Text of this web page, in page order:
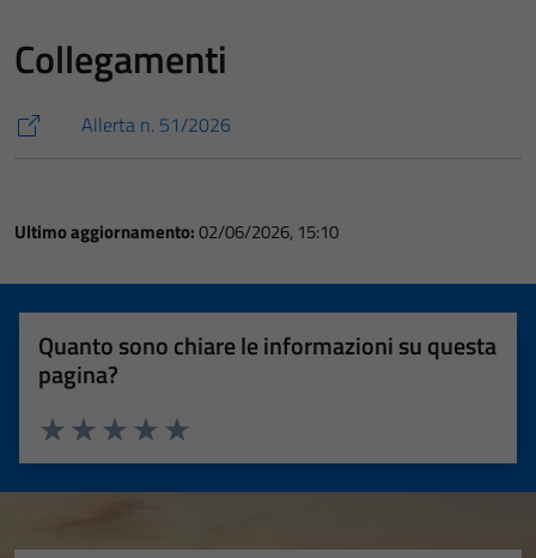
Collegamenti
Allerta n. 51/2026
Ultimo aggiornamento:02/06/2026, 15:10
Quanto sono chiare le informazioni su questa
pagina?
Valuta 5 stelle su 5
Valuta 4 stelle su 5
Valuta 3 stelle su 5
Valuta 2 stelle su 5
Valuta 1 stelle su 5